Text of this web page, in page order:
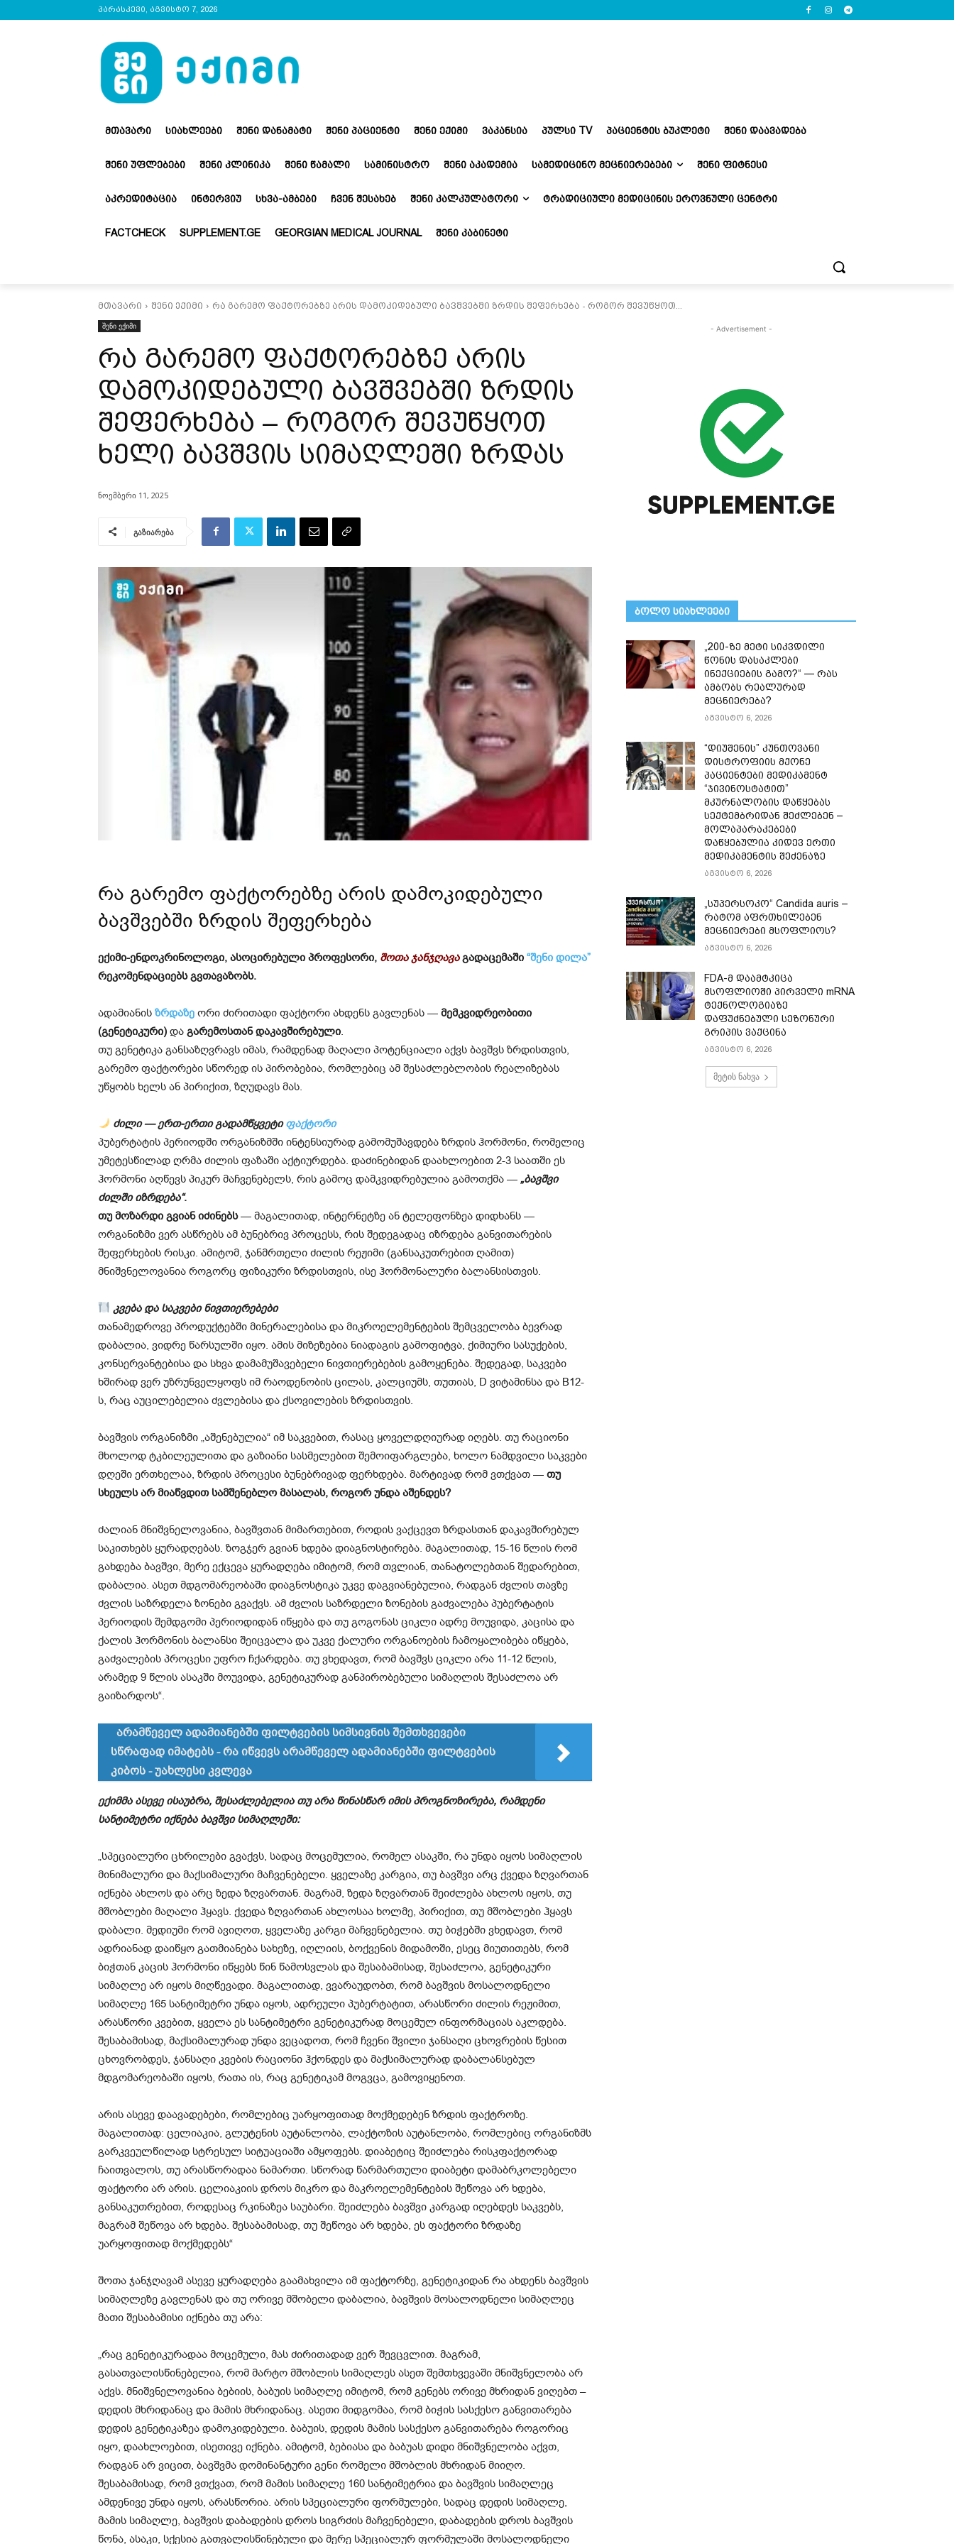
პარასკევი, აგვისტო 7, 2026
ᲛᲗᲐᲕᲐᲠᲘ ᲡᲘᲐᲮᲚᲔᲔᲑᲘ ᲨᲔᲜᲘ ᲓᲐᲜᲐᲛᲐᲢᲘ ᲨᲔᲜᲘ ᲞᲐᲪᲘᲔᲜᲢᲘ ᲨᲔᲜᲘ ᲔᲥᲘᲛᲘ ᲕᲐᲙᲐᲜᲡᲘᲐ ᲞᲣᲚᲡᲘ TV ᲞᲐᲪᲘᲔᲜᲢᲘᲡ ᲑᲣᲙᲚᲔᲢᲘ ᲨᲔᲜᲘ ᲓᲐᲐᲕᲐᲓᲔᲑᲐ
ᲨᲔᲜᲘ ᲣᲤᲚᲔᲑᲔᲑᲘ ᲨᲔᲜᲘ ᲙᲚᲘᲜᲘᲙᲐ ᲨᲔᲜᲘ ᲬᲐᲛᲐᲚᲘ ᲡᲐᲛᲘᲜᲘᲡᲢᲠᲝ ᲨᲔᲜᲘ ᲐᲙᲐᲓᲔᲛᲘᲐ ᲡᲐᲛᲔᲓᲘᲪᲘᲜᲝ ᲛᲔᲪᲜᲘᲔᲠᲔᲑᲔᲑᲘ ᲨᲔᲜᲘ ᲤᲘᲢᲜᲔᲡᲘ
ᲐᲙᲠᲔᲓᲘᲢᲐᲪᲘᲐ ᲘᲜᲢᲔᲠᲕᲘᲣ ᲡᲮᲕᲐ-ᲐᲛᲑᲔᲑᲘ ᲩᲕᲔᲜ ᲨᲔᲡᲐᲮᲔᲑ ᲨᲔᲜᲘ ᲙᲐᲚᲙᲣᲚᲐᲢᲝᲠᲘ ᲢᲠᲐᲓᲘᲪᲘᲣᲚᲘ ᲛᲔᲓᲘᲪᲘᲜᲘᲡ ᲔᲠᲝᲕᲜᲣᲚᲘ ᲪᲔᲜᲢᲠᲘ
FACTCHECK SUPPLEMENT.GE GEORGIAN MEDICAL JOURNAL ᲨᲔᲜᲘ ᲙᲐᲑᲘᲜᲔᲢᲘ
მთავარი შენი ექიმი
რა გარემო ფაქტორებზე არის დამოკიდებული ბავშვებში ზრდის შეფერხება - როგორ შევუწყოთ...
შენი ექიმი
რა გარემო ფაქტორებზე არის
დამოკიდებული ბავშვებში ზრდის
შეფერხება – როგორ შევუწყოთ
ხელი ბავშვის სიმაღლეში ზრდას
ნოემბერი 11, 2025
გაზიარება
რა გარემო ფაქტორებზე არის დამოკიდებული
ბავშვებში ზრდის შეფერხება
ექიმი-ენდოკრინოლოგი, ასოცირებული პროფესორი, შოთა ჯანჯღავაგადაცემაში “შენი დილა”
რეკომენდაციებს გვთავაზობს.
ადამიანის ზრდაზე ორი ძირითადი ფაქტორი ახდენს გავლენას — მემკვიდრეობითი
(გენეტიკური) და გარემოსთან დაკავშირებული.
თუ გენეტიკა განსაზღვრავს იმას, რამდენად მაღალი პოტენციალი აქვს ბავშვს ზრდისთვის,
გარემო ფაქტორები სწორედ ის პირობებია, რომლებიც ამ შესაძლებლობის რეალიზებას
უწყობს ხელს ან პირიქით, ზღუდავს მას.
ძილი — ერთ-ერთი გადამწყვეტიფაქტორი
პუბერტატის პერიოდში ორგანიზმში ინტენსიურად გამომუშავდება ზრდის ჰორმონი, რომელიც
უმეტესწილად ღრმა ძილის ფაზაში აქტიურდება. დაძინებიდან დაახლოებით 2-3 საათში ეს
ჰორმონი აღწევს პიკურ მაჩვენებელს, რის გამოც დამკვიდრებულია გამოთქმა — „ბავშვი
ძილში იზრდება“.
თუ მოზარდი გვიან იძინებს— მაგალითად, ინტერნეტზე ან ტელეფონზეა დიდხანს —
ორგანიზმი ვერ ასწრებს ამ ბუნებრივ პროცესს, რის შედეგადაც იზრდება განვითარების
შეფერხების რისკი. ამიტომ, ჯანმრთელი ძილის რეჟიმი (განსაკუთრებით ღამით)
მნიშვნელოვანია როგორც ფიზიკური ზრდისთვის, ისე ჰორმონალური ბალანსისთვის.
კვება და საკვები ნივთიერებები
თანამედროვე პროდუქტებში მინერალებისა და მიკროელემენტების შემცველობა ბევრად
დაბალია, ვიდრე წარსულში იყო. ამის მიზეზებია ნიადაგის გამოფიტვა, ქიმიური სასუქების,
კონსერვანტებისა და სხვა დამამუშავებელი ნივთიერებების გამოყენება. შედეგად, საკვები
ხშირად ვერ უზრუნველყოფს იმ რაოდენობის ცილას, კალციუმს, თუთიას, D ვიტამინსა და B12-
ს, რაც აუცილებელია ძვლებისა და ქსოვილების ზრდისთვის.
ბავშვის ორგანიზმი „აშენებულია“ იმ საკვებით, რასაც ყოველდღიურად იღებს. თუ რაციონი
მხოლოდ ტკბილეულითა და გაზიანი სასმელებით შემოიფარგლება, ხოლო ნამდვილი საკვები
დღეში ერთხელაა, ზრდის პროცესი ბუნებრივად ფერხდება. მარტივად რომ ვთქვათ — თუ
სხეულს არ მიაწვდით სამშენებლო მასალას, როგორ უნდა აშენდეს?
ძალიან მნიშვნელოვანია, ბავშვთან მიმართებით, როდის ვაქცევთ ზრდასთან დაკავშირებულ
საკითხებს ყურადღებას. ზოგჯერ გვიან ხდება დიაგნოსტირება. მაგალითად, 15-16 წლის რომ
გახდება ბავშვი, მერე ექცევა ყურადღება იმიტომ, რომ თვლიან, თანატოლებთან შედარებით,
დაბალია. ასეთ მდგომარეობაში დიაგნოსტიკა უკვე დაგვიანებულია, რადგან ძვლის თავზე
ძვლის საზრდელა ზონები გვაქვს. ამ ძვლის საზრდელი ზონების გაძვალება პუბერტატის
პერიოდის შემდგომი პერიოდიდან იწყება და თუ გოგონას ციკლი ადრე მოუვიდა, კაცისა და
ქალის ჰორმონის ბალანსი შეიცვალა და უკვე ქალური ორგანოების ჩამოყალიბება იწყება,
გაძვალების პროცესი უფრო ჩქარდება. თუ ვხედავთ, რომ ბავშვს ციკლი არა 11-12 წლის,
არამედ 9 წლის ასაკში მოუვიდა, გენეტიკურად განპირობებული სიმაღლის შესაძლოა არ
გაიზარდოს“.
არამწეველ ადამიანებში ფილტვების სიმსივნის შემთხვევები
სწრაფად იმატებს - რა იწვევს არამწეველ ადამიანებში ფილტვების
კიბოს - უახლესი კვლევა
ექიმმა ასევე ისაუბრა, შესაძლებელია თუ არა წინასწარ იმის პროგნოზირება, რამდენი
სანტიმეტრი იქნება ბავშვი სიმაღლეში:
„სპეციალური ცხრილები გვაქვს, სადაც მოცემულია, რომელ ასაკში, რა უნდა იყოს სიმაღლის
მინიმალური და მაქსიმალური მაჩვენებელი. ყველაზე კარგია, თუ ბავშვი არც ქვედა ზღვართან
იქნება ახლოს და არც ზედა ზღვართან. მაგრამ, ზედა ზღვართან შეიძლება ახლოს იყოს, თუ
მშობლები მაღალი ჰყავს. ქვედა ზღვართან ახლოსაა ხოლმე, პირიქით, თუ მშობლები ჰყავს
დაბალი. მედიუმი რომ ავიღოთ, ყველაზე კარგი მაჩვენებელია. თუ ბიჭებში ვხედავთ, რომ
ადრიანად დაიწყო გათმიანება სახეზე, იღლიის, ბოქვენის მიდამოში, ესეც მიუთითებს, რომ
ბიჭთან კაცის ჰორმონი იწყებს წინ წამოსვლას და შესაბამისად, შესაძლოა, გენეტიკური
სიმაღლე არ იყოს მიღწევადი. მაგალითად, ვვარაუდობთ, რომ ბავშვის მოსალოდნელი
სიმაღლე 165 სანტიმეტრი უნდა იყოს, ადრეული პუბერტატით, არასწორი ძილის რეჟიმით,
არასწორი კვებით, ყველა ეს სანტიმეტრი გენეტიკურად მოცემულ ინფორმაციას აკლდება.
შესაბამისად, მაქსიმალურად უნდა ვეცადოთ, რომ ჩვენი შვილი ჯანსაღი ცხოვრების წესით
ცხოვრობდეს, ჯანსაღი კვების რაციონი ჰქონდეს და მაქსიმალურად დაბალანსებულ
მდგომარეობაში იყოს, რათა ის, რაც გენეტიკამ მოგვცა, გამოვიყენოთ.
არის ასევე დაავადებები, რომლებიც უარყოფითად მოქმედებენ ზრდის ფაქტროზე.
მაგალითად: ცელიაკია, გლუტენის აუტანლობა, ლაქტოზის აუტანლობა, რომლებიც ორგანიზმს
გარკვეულწილად სტრესულ სიტუაციაში ამყოფებს. დიაბეტიც შეიძლება რისკფაქტორად
ჩაითვალოს, თუ არასწორადაა ნამართი. სწორად წარმართული დიაბეტი დამაბრკოლებელი
ფაქტორი არ არის. ცელიაკიის დროს მიკრო და მაკროელემენტების შეწოვა არ ხდება,
განსაკუთრებით, როდესაც რკინაზეა საუბარი. შეიძლება ბავშვი კარგად იღებდეს საკვებს,
მაგრამ შეწოვა არ ხდება. შესაბამისად, თუ შეწოვა არ ხდება, ეს ფაქტორი ზრდაზე
უარყოფითად მოქმედებს“
შოთა ჯანჯღავამ ასევე ყურადღება გაამახვილა იმ ფაქტორზე, გენეტიკიდან რა ახდენს ბავშვის
სიმაღლეზე გავლენას და თუ ორივე მშობელი დაბალია, ბავშვის მოსალოდნელი სიმაღლეც
მათი შესაბამისი იქნება თუ არა:
„რაც გენეტიკურადაა მოცემული, მას ძირითადად ვერ შევცვლით. მაგრამ,
გასათვალისწინებელია, რომ მარტო მშობლის სიმაღლეს ასეთ შემთხვევაში მნიშვნელობა არ
აქვს. მნიშვნელოვანია ბებიის, ბაბუის სიმაღლე იმიტომ, რომ გენებს ორივე მხრიდან ვიღებთ –
დედის მხრიდანაც და მამის მხრიდანაც. ასეთი მიდგომაა, რომ ბიჭის სასქესო განვითარება
დედის გენეტიკაზეა დამოკიდებული. ბაბუის, დედის მამის სასქესო განვითარება როგორიც
იყო, დაახლოებით, ისეთივე იქნება. ამიტომ, ბებიასა და ბაბუას დიდი მნიშვნელობა აქვთ,
რადგან არ ვიცით, ბავშვმა დომინანტური გენი რომელი მშობლის მხრიდან მიიღო.
შესაბამისად, რომ ვთქვათ, რომ მამის სიმაღლე 160 სანტიმეტრია და ბავშვის სიმაღლეც
ამდენივე უნდა იყოს, არასწორია. არის სპეციალური ფორმულები, სადაც დედის სიმაღლე,
მამის სიმაღლე, ბავშვის დაბადების დროს სიგრძის მაჩვენებელი, დაბადების დროს ბავშვის
წონა, ასაკი, სქესია გათვალისწინებული და მერე სპეციალურ ფორმულაში მოსალოდნელი
- Advertisement -
ᲑᲝᲚᲝ ᲡᲘᲐᲮᲚᲔᲔᲑᲘ
„200-ზე მეტი სიკვდილი
წონის დასაკლები
ინექციების გამო?“ — რას
ამბობს რეალურად
მეცნიერება?
აგვისტო 6, 2026
“დიუშენის” კუნთოვანი
დისტროფიის მქონე
პაციენტები მედიკამენტ
“ჯივინოსტატით”
მკურნალობის დაწყებას
სექტემბრიდან შეძლებენ –
მოლაპარაკებები
დაწყებულია კიდევ ერთი
მედიკამენტის შეძენაზე
აგვისტო 6, 2026
„სუპერსოკო“ Candida auris –
რატომ აფრთხილებენ
მეცნიერები მსოფლიოს?
აგვისტო 6, 2026
FDA-მ დაამტკიცა
მსოფლიოში პირველი mRNA
ტექნოლოგიაზე
დაფუძნებული სეზონური
გრიპის ვაქცინა
აგვისტო 6, 2026
მეტის ნახვა